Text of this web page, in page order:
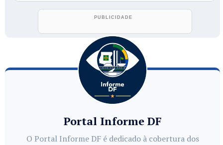
Portal Informe DF
O Portal Informe DF é dedicado à cobertura dos